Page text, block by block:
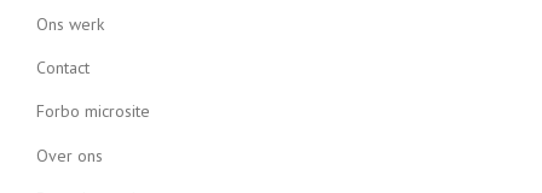
Ons werk
Contact
Forbo microsite
Over ons